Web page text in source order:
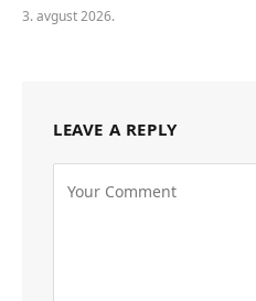
3. avgust 2026.
LEAVE A REPLY